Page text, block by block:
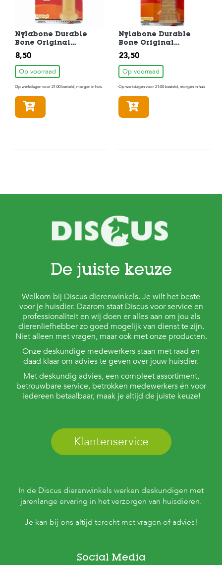
Nylabone Durable
Bone Original
Hondenkluif
Hondenspeelgoed tot
11kg
8,50
Op voorraad
Op werkdagen voor 21:00 besteld, morgen in huis
Nylabone Durable
Bone Original
Hondenkluif
Hondenspeelgoed tot
30kg
23,50
Op voorraad
Op werkdagen voor 21:00 besteld, morgen in huis
De juiste keuze
Welkom bij Discus dierenwinkels. Je wilt het beste
voor je huisdier. Daarom staat Discus voor service en
professionaliteit en wij doen er alles aan om jou als
dierenliefhebber zo goed mogelijk van dienst te zijn.
Niet alleen met vragen, maar ook met onze producten.
Onze deskundige medewerkers staan met raad en
daad klaar om advies te geven over jouw huisdier.
Met deskundig advies, een compleet assortiment,
betrouwbare service, betrokken medewerkers én voor
iedereen betaalbaar, maak je altijd de juiste keuze!
Klantenservice
In de Discus dierenwinkels werken deskundigen met
jarenlange ervaring in het verzorgen van huisdieren.
Je kan bij ons altijd terecht met vragen of advies!
Social Media